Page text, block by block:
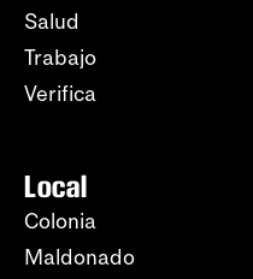
Salud
Trabajo
Verifica
Local
Colonia
Maldonado